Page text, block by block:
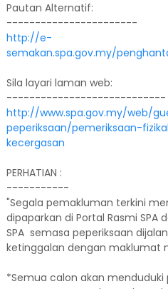
Pautan Alternatif:
-----------------------
http://e-
semakan.spa.gov.my/
Sila layari laman web:
----------------------------
http://www.spa.gov.my/web/
peperiksaan/pemeriksaan-
kecergasan
PERHATIAN :
-----------
"Segala pemakluman terkini
dipaparkan di Portal Rasmi SPA
SPA semasa peperiksaan
ketinggalan dengan maklumat
*Semua calon akan menduduki